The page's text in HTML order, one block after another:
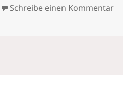
Schreibe einen Kommentar